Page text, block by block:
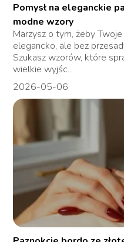
Pomysł na eleganckie
modne wzory
Marzysz o tym, żeby
elegancko, ale bez
Szukasz wzorów, które
wielkie wyjśc...
2026-05-06